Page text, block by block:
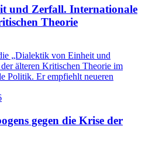
und Zerfall. Internationale
Theorie
„Dialektik von Einheit und
älteren Kritischen Theorie im
Politik. Er empfiehlt neueren
gegen die Krise der